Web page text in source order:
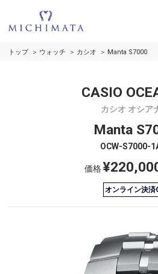
トップ ウォッチ カシオ Manta S7000
CASIO
カシオ オシア
Manta
OCW-S7000-
価格
オンライン決済